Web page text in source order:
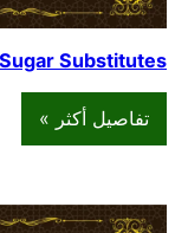
Sugar Substitutes
تفاصيل أكثر »